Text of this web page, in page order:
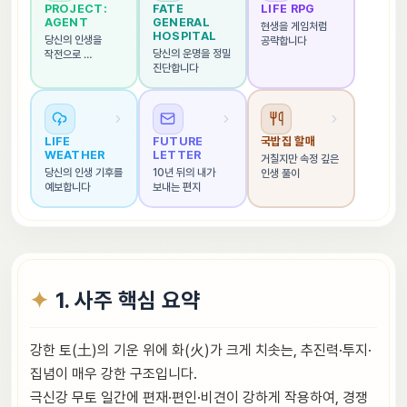
PROJECT:
AGENT
당신의 인생을
작전으로
FATE
GENERAL
HOSPITAL
당신의 운명을 정밀
진단합니다
LIFE RPG
현생을 게임처럼
공략합니다
LIFE
WEATHER
당신의 인생 기후를
예보합니다
FUTURE
LETTER
10년 뒤의 내가
보내는 편지
국밥집 할매
거칠지만 속정 깊은
인생 풀이
1. 사주 핵심 요약
강한 토(土)의 기운 위에 화(火)가 크게 치솟는, 추진력·투지·
집념이 매우 강한 구조입니다.
극신강 무토 일간에 편재·편인·비견이 강하게 작용하여, 경쟁